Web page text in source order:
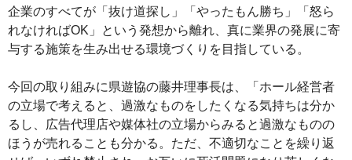
企業のすべてが「抜け道探し」「やったもん勝ち」「怒ら
れなければOK」という発想から離れ、真に業界の発展に寄
与する施策を生み出せる環境づくりを目指している。
今回の取り組みに県遊協の藤井理事長は、「ホール経営者
の立場で考えると、過激なものをしたくなる気持ちは分か
るし、広告代理店や媒体社の立場からみると過激なものの
ほうが売れることも分かる。ただ、不適切なことを繰り返